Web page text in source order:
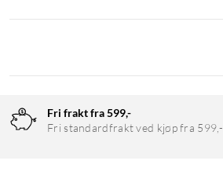
Fri frakt fra 599,-
Fri standardfrakt ved kjøp fra 599,-